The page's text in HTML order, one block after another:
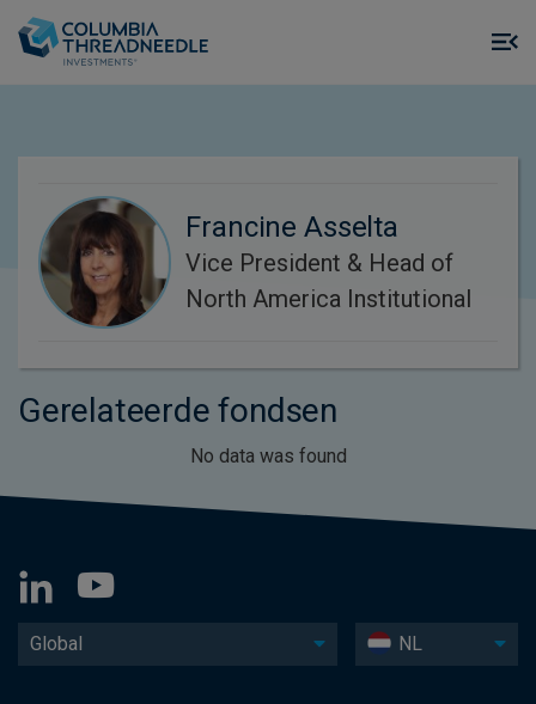
Francine Asselta
Vice President & Head of
North America Institutional
Gerelateerde fondsen
No data was found
Global NL